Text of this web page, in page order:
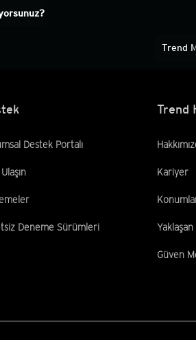
Trend
altında mısınız?
Trend
Destek Portalı
Deneme Sürümleri
Trend
Kariyer
Güven